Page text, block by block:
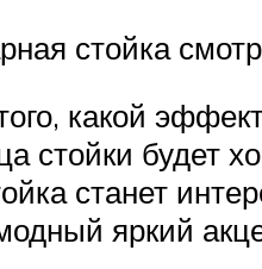
стойка
какой
стойки будет
станет
яркий